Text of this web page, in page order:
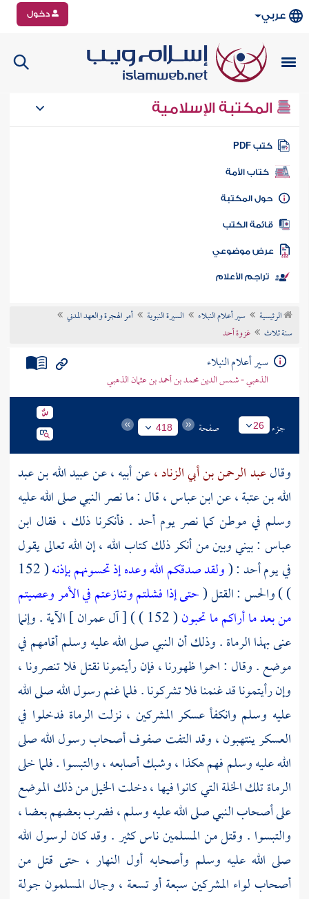
عربي دخول
المكتبة الإسلامية
كتب PDF
كتاب الأمة
المكتبة
الكتب
موضوعي
تراجم الأعلام
الرئيسية سير أعلام النبلاء السيرة النبوية
أمر الهجرة والعهد المدني
سنة ثلاث
غزوة أحد
سير أعلام النبلاء
الذهبي - شمس الدين محمد بن أحمد بن عثمان الذهبي
جزء 26 صفحة 418
وقالعبد الرحمن بن أبي الزناد ،عن أبيه ، عنعبيد الله بن عبد
الله بن عتبة ،عنابن عباس ،قال : ما نصر النبي صلى الله عليه
وسلم في موطن كما نصر يومأحد . فأنكرنا ذلك ، فقال ابن
عباس : بيني وبين من أنكر ذلك كتاب الله ، إن الله تعالى يقول
في يومأحد: (ولقد صدقكم الله وعده إذ تحسونهم بإذنه ( 152
) ) والحس : القتل (حتى إذا فشلتم وتنازعتم في الأمر وعصيتم
من بعد ما أراكم ما تحبون
( 152 ) ) [ آل عمران ] الآية . وإنما
عنى بهذا الرماة . وذلك أن النبي صلى الله عليه وسلم أقامهم في
موضع . وقال : احموا ظهورنا ، فإن رأيتمونا نقتل فلا تنصرونا ،
وإن رأيتمونا قد غنمنا فلا تشركونا . فلما غنم رسول الله صلى الله
عليه وسلم وانكفأ عسكر المشركين ، نزلت الرماة فدخلوا في
العسكر ينتهبون ، وقد التفت صفوف أصحاب رسول الله صلى
الله عليه وسلم فهم هكذا ، وشبك أصابعه ، والتبسوا . فلما خلى
الرماة تلك الخلة التي كانوا فيها ، دخلت الخيل من ذلك الموضع
على أصحاب النبي صلى الله عليه وسلم ، فضرب بعضهم بعضا ،
والتبسوا . وقتل من المسلمين ناس كثير . وقد كان لرسول الله
صلى الله عليه وسلم وأصحابه أول النهار ، حتى قتل من
أصحاب لواء المشركين سبعة أو تسعة ، وجال المسلمون جولة